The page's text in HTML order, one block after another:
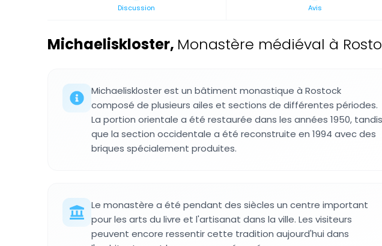
Discussion Avis
Michaeliskloster, Monastère médiéval à
Michaeliskloster est un bâtiment monastique à Rostock
composé de plusieurs ailes et sections de différentes périodes.
La portion orientale a été restaurée dans les années 1950, tandis
que la section occidentale a été reconstruite en 1994 avec des
briques spécialement produites.
Le monastère a été pendant des siècles un centre important
pour les arts du livre et l'artisanat dans la ville. Les visiteurs
peuvent encore ressentir cette tradition aujourd'hui dans